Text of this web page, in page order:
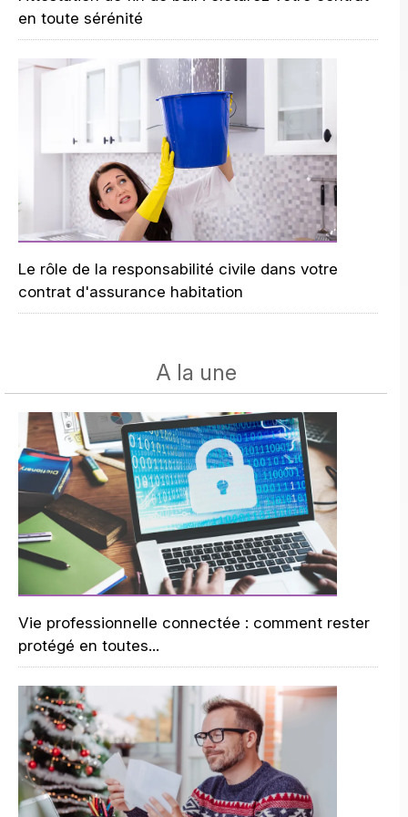
en toute sérénité
Le rôle de la responsabilité civile dans votre
contrat d'assurance habitation
A la une
Vie professionnelle connectée : comment rester
protégé en toutes...